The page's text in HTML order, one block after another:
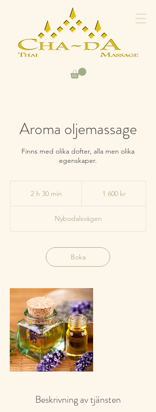
Aroma oljemassage
Finns med olika dofter, alla men olika
egenskaper.
2 h 30 min
0
m
n
1 600 kr
Nybodalsvägen
Boka
Beskrivning av tjänsten